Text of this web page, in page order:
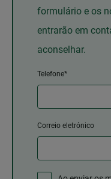
formulário e os
entrarão em
aconselhar.
Telefone*
Correio eletrónico